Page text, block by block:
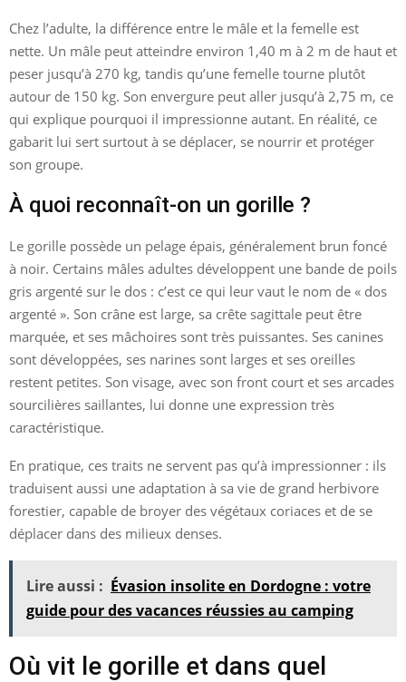
Chez l’adulte, la différence entre le mâle et la femelle est
nette. Un mâle peut atteindre environ 1,40 m à 2 m de haut et
peser jusqu’à 270 kg, tandis qu’une femelle tourne plutôt
autour de 150 kg. Son envergure peut aller jusqu’à 2,75 m, ce
qui explique pourquoi il impressionne autant. En réalité, ce
gabarit lui sert surtout à se déplacer, se nourrir et protéger
son groupe.
À quoi reconnaît-on un gorille ?
Le gorille possède un pelage épais, généralement brun foncé
à noir. Certains mâles adultes développent une bande de poils
gris argenté sur le dos : c’est ce qui leur vaut le nom de « dos
argenté ». Son crâne est large, sa crête sagittale peut être
marquée, et ses mâchoires sont très puissantes. Ses canines
sont développées, ses narines sont larges et ses oreilles
restent petites. Son visage, avec son front court et ses arcades
sourcilières saillantes, lui donne une expression très
caractéristique.
En pratique, ces traits ne servent pas qu’à impressionner : ils
traduisent aussi une adaptation à sa vie de grand herbivore
forestier, capable de broyer des végétaux coriaces et de se
déplacer dans des milieux denses.
Lire aussi : Évasion insolite en Dordogne : votre
guide pour des vacances réussies au camping
Où vit le gorille et dans quel